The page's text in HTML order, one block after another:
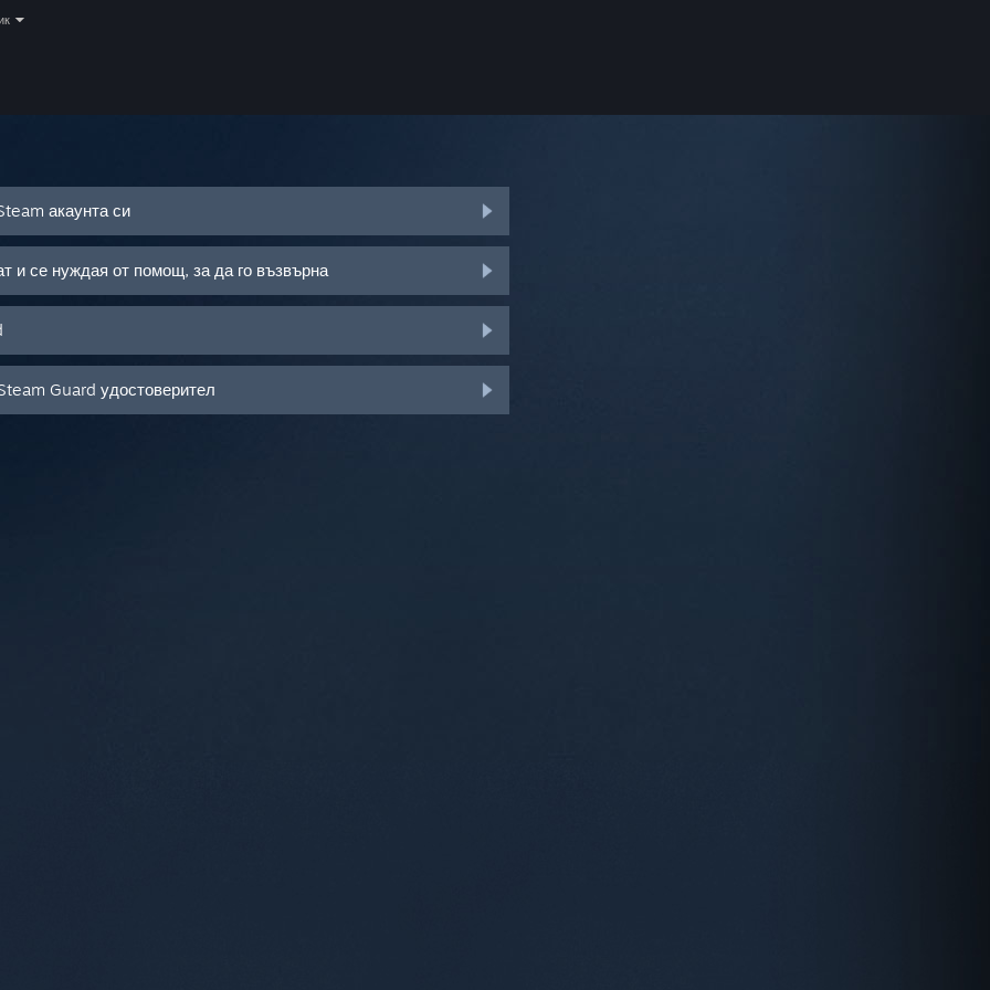
акаунта си
и се нуждая от помощ, за да го възвърна
Guard удостоверител